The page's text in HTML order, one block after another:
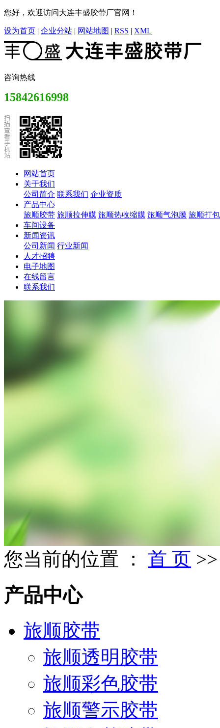
您好，欢迎访问大连丰盛胶带厂官网！
设为首页 | 企业分站 | 网站地图 | RSS | XML
咨询热线
15842616998
网站首页
关于我们
公司简介 联系我们 企业资质
产品中心
旅顺胶带 旅顺拉伸膜 旅顺热收缩膜 旅顺气泡膜 旅顺打
车间设备
新闻资讯
公司新闻 行业新闻
人才招聘
电子地图
在线留言
联系我们
您当前的位置 ： 首 页
产品中心
旅顺胶带
旅顺透明胶带
旅顺彩色胶带
旅顺警示胶带